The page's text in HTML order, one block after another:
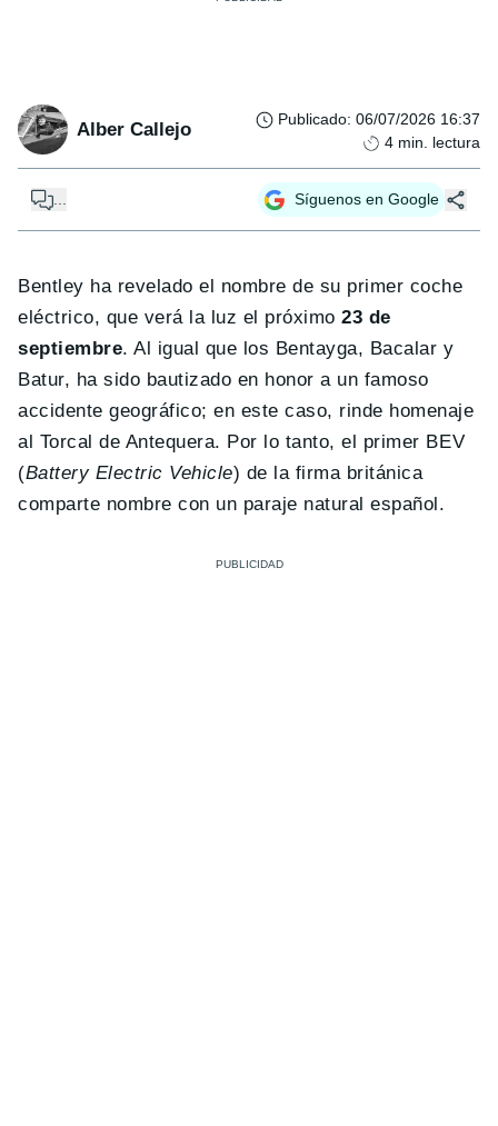
Alber Callejo Publicado: 06/07/2026 16:37
4 min. lectura
... Síguenos en Google
Bentley ha revelado el nombre de su primer coche
eléctrico, que verá la luz el próximo23 de
septiembre. Al igual que los Bentayga, Bacalar y
Batur, ha sido bautizado en honor a un famoso
accidente geográfico; en este caso, rinde homenaje
al Torcal de Antequera. Por lo tanto, el primer BEV
(Battery Electric Vehicle) de la firma británica
comparte nombre con un paraje natural español.